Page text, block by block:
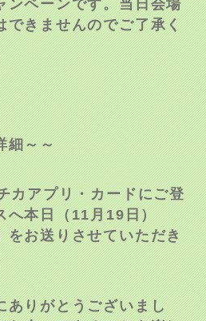
ンペーンです。当日会場
できませんのでご了承く
細～～
カアプリ・カードにご登
へ本日（11月19日）
をお送りさせていただき
ありがとうございまし